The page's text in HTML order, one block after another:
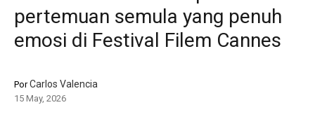
pertemuan semula yang penuh
emosi di Festival Filem Cannes
PorCarlos Valencia
15 May, 2026